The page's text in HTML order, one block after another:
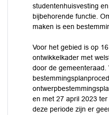
studentenhuisvesting
bijbehorende functie.
maken is een
Voor het gebied is op
ontwikkelkader met
door de gemeenteraad.
en met 27 april 2023
deze periode zijn er